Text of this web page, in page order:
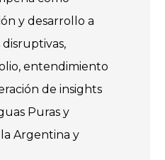
y desarrollo a
entendimiento
de insights
Puras y
Argentina y